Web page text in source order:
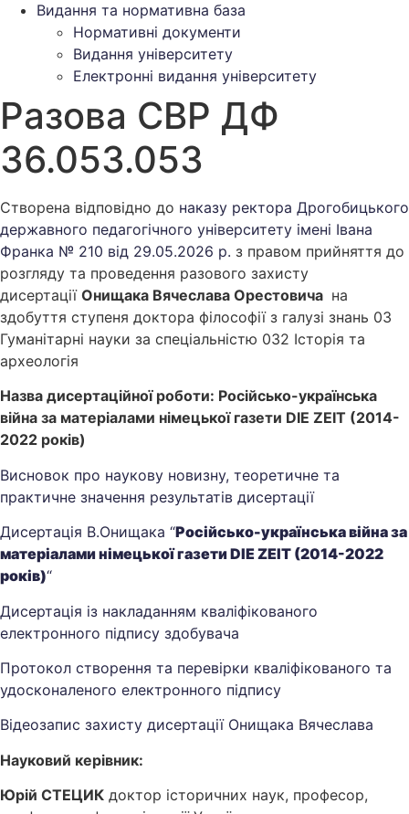
Видання та нормативна база
Нормативні документи
Видання університету
Електронні видання університету
Разова СВР ДФ
36.053.053
Створена відповідно до наказу ректора Дрогобицького
державного педагогічного університету імені Івана
Франка № 210 від 29.05.2026 р. з правом прийняття до
розгляду та проведення разового захисту
дисертації Онищака Вячеслава Орестовича на
здобуття ступеня доктора філософії з галузі знань 03
Гуманітарні науки за спеціальністю 032 Історія та
археологія
Назва дисертаційної роботи: Російсько-українська
війна за матеріалами німецької газети DIE ZEIT (2014-
2022 років)
Висновок про наукову новизну, теоретичне та
практичне значення результатів дисертації
Дисертація В.Онищака “Російсько-українська війна за
матеріалами німецької газети DIE ZEIT (2014-2022
років)“
Дисертація із накладанням кваліфікованого
електронного підпису здобувача
Протокол створення та перевірки кваліфікованого та
удосконаленого електронного підпису
Відеозапис захисту дисертації Онищака Вячеслава
Науковий керівник:
Юрій СТЕЦИК доктор історичних наук, професор,